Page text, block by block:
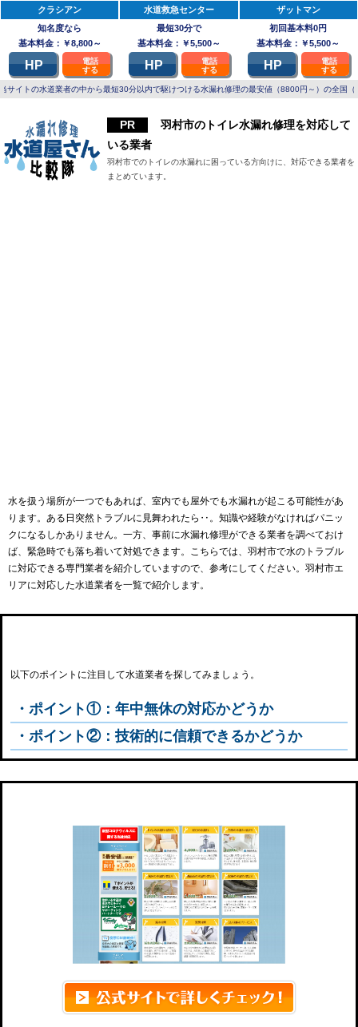
クラシアン
知名度なら
基本料金：￥8,800～
HP
電話
する
水道救急センター
最短30分で
基本料金：￥5,500～
HP
電話
する
ザットマン
初回基本料0円
基本料金：￥5,500～
HP
電話
する
当サイトの水道業者の中から最短30分以内で駆けつける水漏れ修理の最安値（8800円～）の全
羽村市のトイレ水漏れ修理を対応して
いる業者
羽村市でのトイレの水漏れに困っている方向けに、対応できる業者を
まとめています。
水を扱う場所が一つでもあれば、室内でも屋外でも水漏れが起こる可能性があ
ります。ある日突然トラブルに見舞われたら‥。知識や経験がなければパニッ
クになるしかありません。一方、事前に水漏れ修理ができる業者を調べておけ
ば、緊急時でも落ち着いて対処できます。こちらでは、羽村市で水のトラブル
に対応できる専門業者を紹介していますので、参考にしてください。羽村市エ
リアに対応した水道業者を一覧で紹介します。
以下のポイントに注目して水道業者を探してみましょう。
・ポイント①：年中無休の対応かどうか
・ポイント②：技術的に信頼できるかどうか